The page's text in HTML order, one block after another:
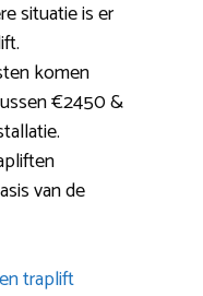
situatie is er
komen
€2450 &
van de
traplift